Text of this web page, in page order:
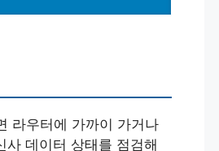
라우터에 가까이 가거나
데이터 상태를 점검해